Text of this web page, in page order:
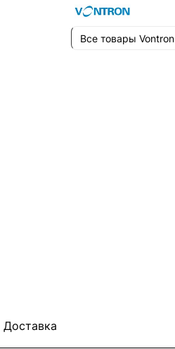
Все товары Vontron
Доставка